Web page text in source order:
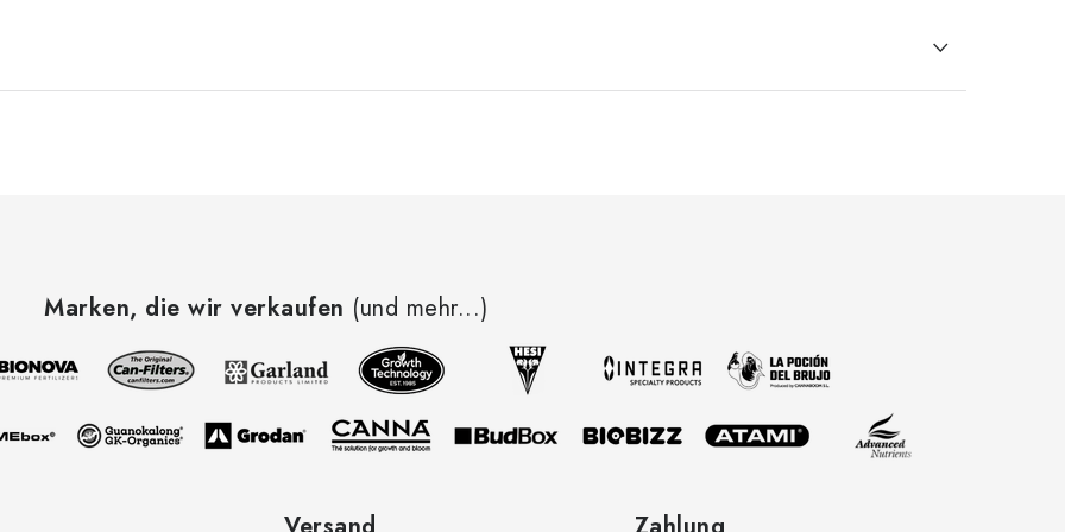
Marken, die wir verkaufen (und mehr...)